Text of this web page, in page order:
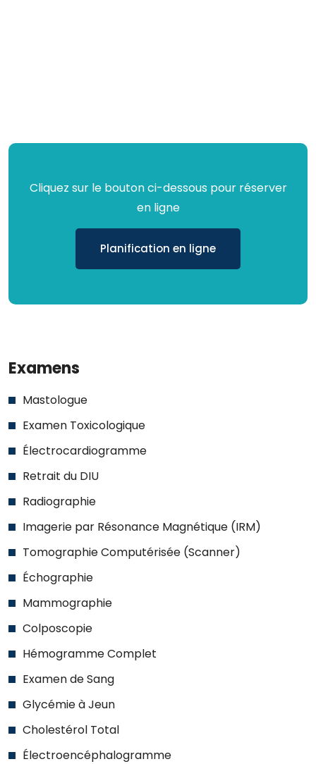
Cliquez sur le bouton ci-dessous pour réserver
en ligne
Planification en ligne
Examens
Mastologue
Examen Toxicologique
Électrocardiogramme
Retrait du DIU
Radiographie
Imagerie par Résonance Magnétique (IRM)
Tomographie Computérisée (Scanner)
Échographie
Mammographie
Colposcopie
Hémogramme Complet
Examen de Sang
Glycémie à Jeun
Cholestérol Total
Électroencéphalogramme